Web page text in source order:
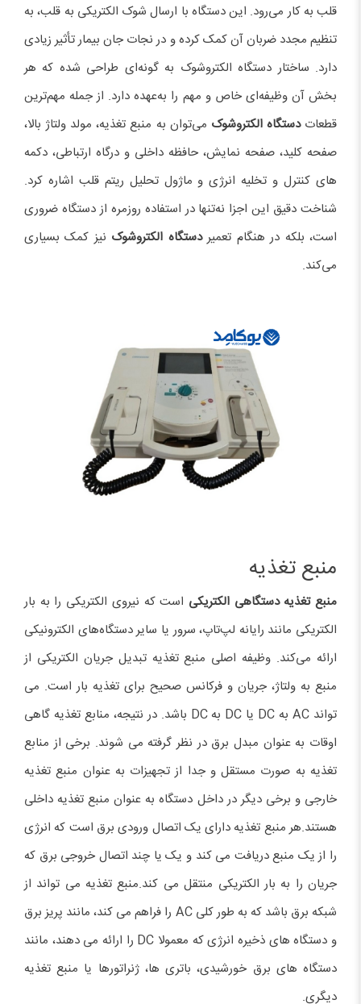
قلب به کار می‌رود. این دستگاه با ارسال شوک الکتریکی به قلب، به
تنظیم مجدد ضربان آن کمک کرده و در نجات جان بیمار تأثیر زیادی
دارد. ساختار دستگاه الکتروشوک به گونه‌ای طراحی شده که هر
بخش آن وظیفه‌ای خاص و مهم را به‌عهده دارد. از جمله مهم‌ترین
قطعاتدستگاه الکتروشوک می‌توان به منبع تغذیه، مولد ولتاژ بالا،
صفحه کلید، صفحه نمایش، حافظه داخلی و درگاه ارتباطی، دکمه
های کنترل و تخلیه انرژی و ماژول تحلیل ریتم قلب اشاره کرد.
شناخت دقیق این اجزا نه‌تنها در استفاده روزمره از دستگاه ضروری
است، بلکه در هنگام تعمیردستگاه الکتروشوک نیز کمک بسیاری
می‌کند.
منبع تغذیه
منبع تغذیه دستگاهی الکتریکی است که نیروی الکتریکی را به بار
الکتریکی مانند رایانه لپ‌تاپ، سرور یا سایر دستگاه‌های الکترونیکی
ارائه می‌کند. وظیفه اصلی منبع تغذیه تبدیل جریان الکتریکی از
منبع به ولتاژ، جریان و فرکانس صحیح برای تغذیه بار است. می
تواند AC به DC یا DC به DC باشد. در نتیجه، منابع تغذیه گاهی
اوقات به عنوان مبدل برق در نظر گرفته می شوند. برخی از منابع
تغذیه به صورت مستقل و جدا از تجهیزات به عنوان منبع تغذیه
خارجی و برخی دیگر در داخل دستگاه به عنوان منبع تغذیه داخلی
هستند.هر منبع تغذیه دارای یک اتصال ورودی برق است که انرژی
را از یک منبع دریافت می کند و یک یا چند اتصال خروجی برق که
جریان را به بار الکتریکی منتقل می کند.منبع تغذیه می تواند از
شبکه برق باشد که به طور کلی AC را فراهم می کند، مانند پریز برق
و دستگاه های ذخیره انرژی که معمولا DC را ارائه می دهند، مانند
دستگاه های برق خورشیدی، باتری ها، ژنراتورها یا منبع تغذیه
دیگری.